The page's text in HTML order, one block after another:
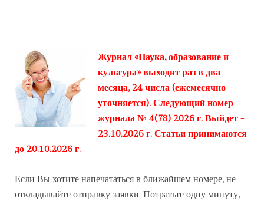
Журнал «Наука, образование и
культура» выходит раз в два
месяца, 24 числа (ежемесячно
уточняется). Следующий номер
журнала № 4(78) 2026 г. Выйдет -
23.10.2026 г. Статьи принимаются
до 20.10.2026 г.
Если Вы хотите напечататься в ближайшем номере, не
откладывайте отправку заявки. Потратьте одну минуту,